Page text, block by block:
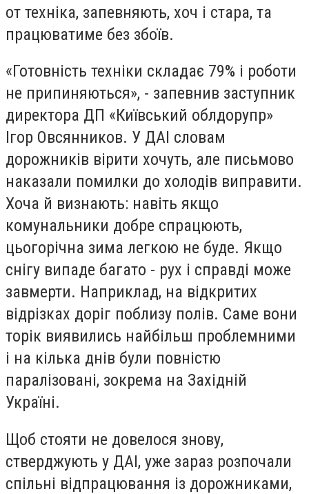
от техніка, запевняють, хоч і стара, та
працюватиме без збоїв.
«Готовність техніки складає 79% і роботи
не припиняються», - запевнив заступник
директора ДП «Київський облдорупр»
Ігор Овсянников. У ДАІ словам
дорожників вірити хочуть, але письмово
наказали помилки до холодів виправити.
Хоча й визнають: навіть якщо
комунальники добре спрацюють,
цьогорічна зима легкою не буде. Якщо
снігу випаде багато - рух і справді може
завмерти. Наприклад, на відкритих
відрізках доріг поблизу полів. Саме вони
торік виявились найбільш проблемними
і на кілька днів були повністю
паралізовані, зокрема на Західній
Україні.
Щоб стояти не довелося знову,
стверджують у ДАІ, уже зараз розпочали
спільні відпрацювання із дорожниками,